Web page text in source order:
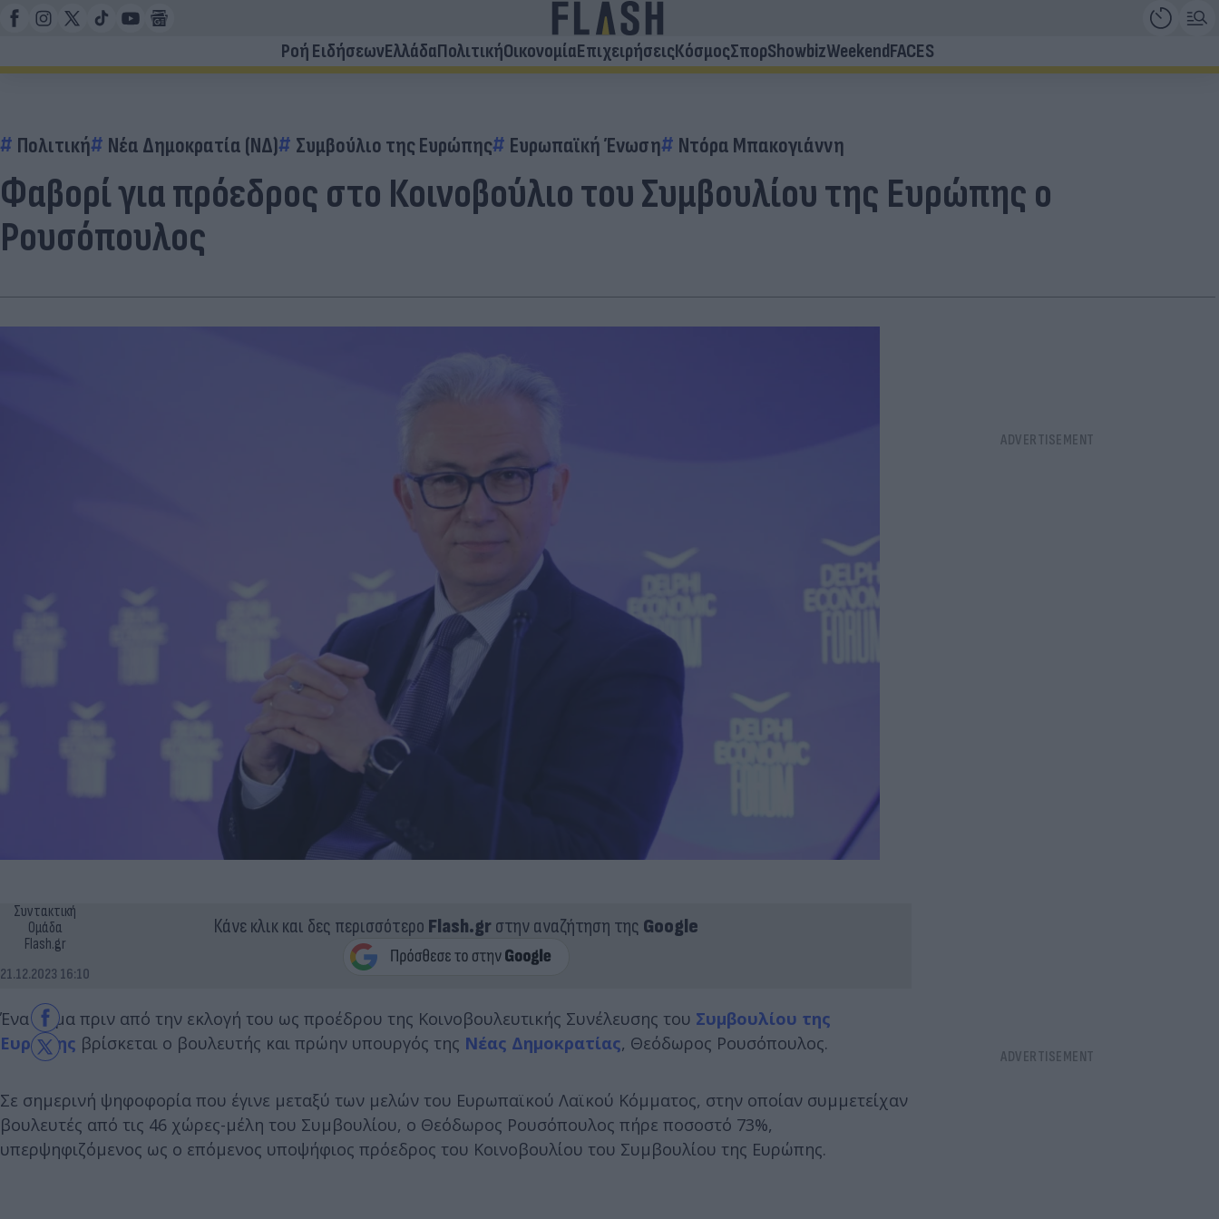
Ροή ΕιδήσεωνΕλλάδαΠολιτικήΟικονομίαΕπιχειρήσειςΚόσμοςΣπορShowbizWeekendFACES
Πολιτική Νέα Δημοκρατία (ΝΔ) Συμβούλιο της Ευρώπης Ευρωπαϊκή Ένωση Ντόρα Μπακογιάννη
Φαβορί για πρόεδρος στο Κοινοβούλιο του Συμβουλίου της Ευρώπης ο
Ρουσόπουλος
Συντακτική
Ομάδα
Flash.gr
21.12.2023 16:10
Κάνε κλικ και δες περισσότερο Flash.grστην αναζήτηση της Google
Ένα βήμα πριν από την εκλογή του ως προέδρου της Κοινοβουλευτικής Συνέλευσης του Συμβουλίου της
Ευρώπης βρίσκεται ο βουλευτής και πρώην υπουργός της Νέας Δημοκρατίας, Θεόδωρος Ρουσόπουλος.
Σε σημερινή ψηφοφορία που έγινε μεταξύ των μελών του Ευρωπαϊκού Λαϊκού Κόμματος, στην οποίαν συμμετείχαν
βουλευτές από τις 46 χώρες-μέλη του Συμβουλίου, ο Θεόδωρος Ρουσόπουλος πήρε ποσοστό 73%,
υπερψηφιζόμενος ως ο επόμενος υποψήφιος πρόεδρος του Κοινοβουλίου του Συμβουλίου της Ευρώπης.